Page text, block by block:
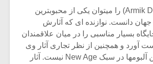
آرمیک (Armik Dashchi) را میتوان یکی از محبوبترین
دانست. نوازنده ای که آثارش
بسیار مناسبی را در میان علاقمندان
آورد و همچنین از نظر تجاری آثار وی
جز پرفروشترین آلبومها در سبک New Age نیست. آثار